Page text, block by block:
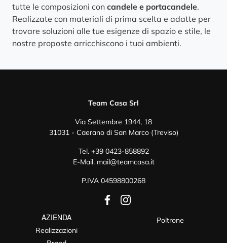
tutte le composizioni con candele e portacandele.
Realizzate con materiali di prima scelta e adatte per
trovare soluzioni alle tue esigenze di spazio e stile, le
nostre proposte arricchiscono i tuoi ambienti.
Team Casa Srl
Via Settembre 1944, 18
31031 - Caerano di San Marco (Treviso)
Tel. +39 0423-858892
E-Mail. mail@teamcasa.it
P.IVA 04598800268
AZIENDA
Realizzazioni
Poltrone